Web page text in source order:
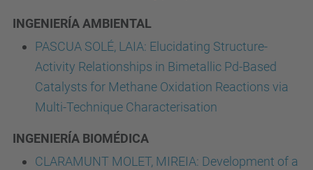
INGENIERÍA AMBIENTAL
PASCUA SOLÉ, LAIA: Elucidating Structure-
Activity Relationships in Bimetallic Pd-Based
Catalysts for Methane Oxidation Reactions via
Multi-Technique Characterisation
INGENIERÍA BIOMÉDICA
CLARAMUNT MOLET, MIREIA: Development of a